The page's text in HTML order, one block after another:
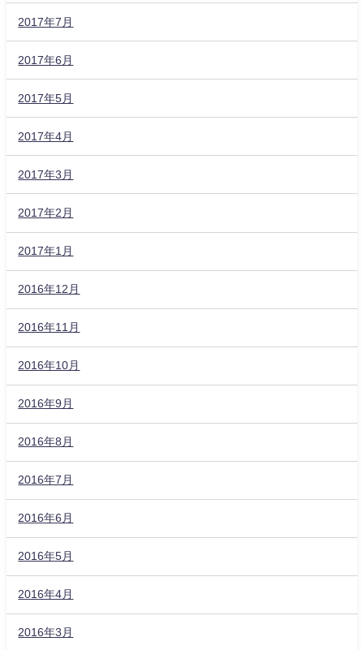
2017年7月
2017年6月
2017年5月
2017年4月
2017年3月
2017年2月
2017年1月
2016年12月
2016年11月
2016年10月
2016年9月
2016年8月
2016年7月
2016年6月
2016年5月
2016年4月
2016年3月